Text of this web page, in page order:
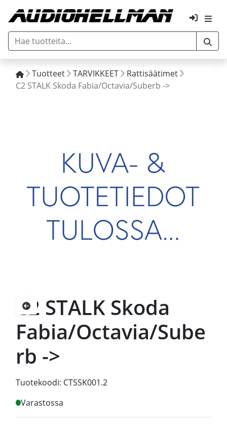
Tuotteet TARVIKKEET
Rattisäätimet
C2 STALK Skoda Fabia/Octavia/Suberb ->
C2 STALK Skoda
Fabia/Octavia/Sube
rb ->
Tuotekoodi: CTSSK001.2
Varastossa
Palaa takaisin